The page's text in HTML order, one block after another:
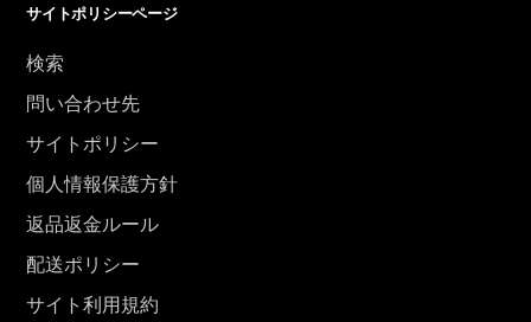
サイトポリシーページ
検索
問い合わせ先
サイトポリシー
個人情報保護方針
返品返金ルール
配送ポリシー
サイト利用規約